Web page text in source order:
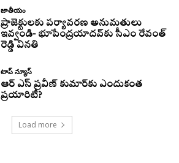
జాతీయం
ప్రాజెక్టులకు పర్యావరణ అనుమతులు
ఇవ్వండి- భూపేంద్రయాదవ్‌కు సీఎం రేవంత్‌
రెడ్డి వినతి
టాప్ న్యూస్
ఆర్ ఎస్ ప్రవీణ్ కుమార్‌కు ఎందుకంత
ప్రయారిటీ?
Load more